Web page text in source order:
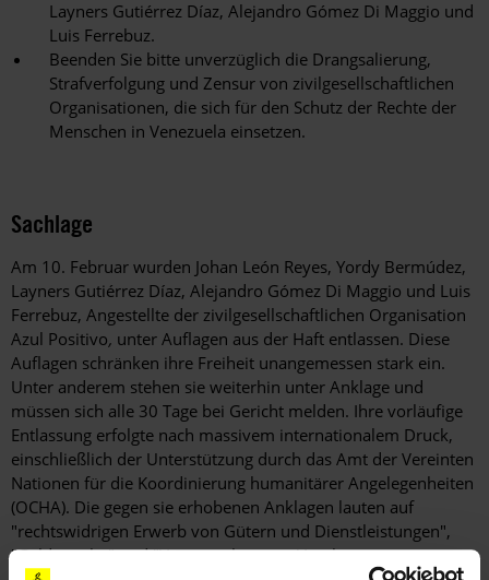
Layners Gutiérrez Díaz, Alejandro Gómez Di Maggio und
Luis Ferrebuz.
Beenden Sie bitte unverzüglich die Drangsalierung,
Strafverfolgung und Zensur von zivilgesellschaftlichen
Organisationen, die sich für den Schutz der Rechte der
Menschen in Venezuela einsetzen.
Sachlage
Am 10. Februar wurden Johan León Reyes, Yordy Bermúdez,
Layners Gutiérrez Díaz, Alejandro Gómez Di Maggio und Luis
Ferrebuz, Angestellte der zivilgesellschaftlichen Organisation
Azul Positivo, unter Auflagen aus der Haft entlassen. Diese
Auflagen schränken ihre Freiheit unangemessen stark ein.
Unter anderem stehen sie weiterhin unter Anklage und
müssen sich alle 30 Tage bei Gericht melden. Ihre vorläufige
Entlassung erfolgte nach massivem internationalem Druck,
einschließlich der Unterstützung durch das Amt der Vereinten
Nationen für die Koordinierung humanitärer Angelegenheiten
(OCHA). Die gegen sie erhobenen Anklagen lauten auf
"rechtswidrigen Erwerb von Gütern und Dienstleistungen",
"Geldwäsche" und "Versammlung zur Verübung von